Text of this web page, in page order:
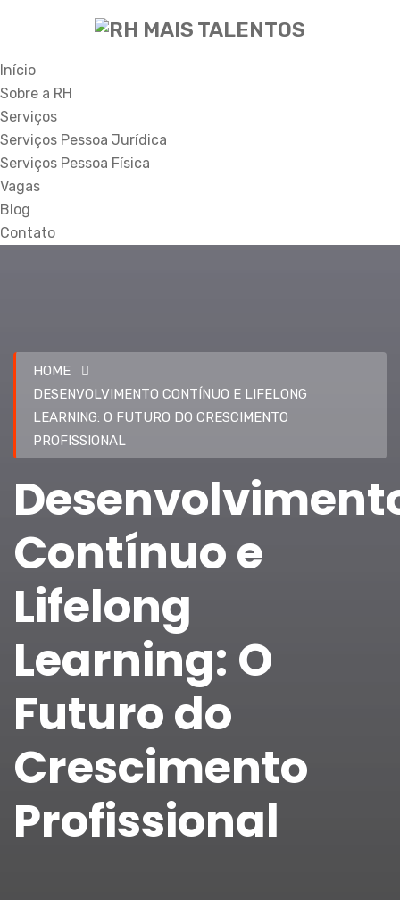
Início
Sobre a RH
Serviços
Serviços Pessoa Jurídica
Serviços Pessoa Física
Vagas
Blog
Contato
HOME
DESENVOLVIMENTO CONTÍNUO E LIFELONG
LEARNING: O FUTURO DO CRESCIMENTO
PROFISSIONAL
Contínuo e
Lifelong
Learning: O
Futuro do
Crescimento
Profissional